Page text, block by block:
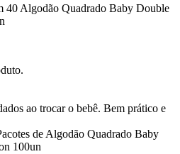
40 Algodão Quadrado Baby Double
ao trocar o bebê. Bem prático e
de Algodão Quadrado Baby
100un